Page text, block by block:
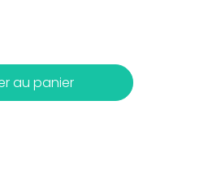
au panier